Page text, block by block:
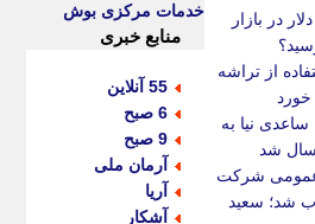
در بازار
از تراشه
نیا به
شد
شرکت
شد؛ سعید
خدمات مرکزی بوش
منابع خبری
55 آنلاین
6 صبح
9 صبح
آرمان ملی
آریا
آشکار